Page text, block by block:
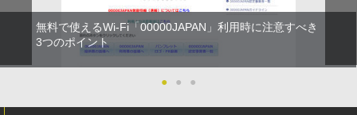
無料で使えるWi-Fi「00000JAPAN」利用時に注意すべき
3つのポイント
● ● ●